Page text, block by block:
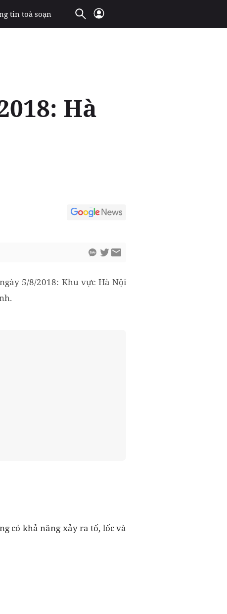
tin toà soạn
Hà
5/8/2018: Khu vực Hà Nội
có khả năng xảy ra tố, lốc và